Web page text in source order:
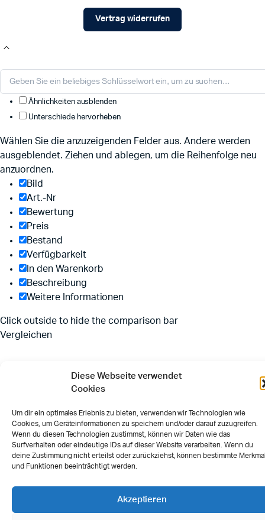
Diese Webseite verwendet
Cookies
Um dir ein optimales Erlebnis zu bieten, verwenden wir Technologien wie
Cookies, um Geräteinformationen zu speichern und/oder darauf zuzugreifen.
Wenn du diesen Technologien zustimmst, können wir Daten wie das
Surfverhalten oder eindeutige IDs auf dieser Website verarbeiten. Wenn du
deine Zustimmung nicht erteilst oder zurückziehst, können bestimmte
und Funktionen beeinträchtigt werden.
Akzeptieren
Vertrag widerrufen
Ähnlichkeiten ausblenden
Unterschiede hervorheben
Wählen Sie die anzuzeigenden Felder aus. Andere werden
ausgeblendet. Ziehen und ablegen, um die Reihenfolge neu
anzuordnen.
Bild
Art.-Nr
Bewertung
Preis
Bestand
Verfügbarkeit
In den Warenkorb
Beschreibung
Weitere Informationen
Click outside to hide the comparison bar
Vergleichen